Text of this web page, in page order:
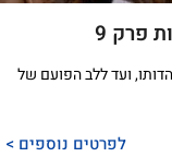
הדחף הבלתי מוסבר לחיפוש משמעות פרק 9
ועד ללב הפועם של
לפרטים נוספים >